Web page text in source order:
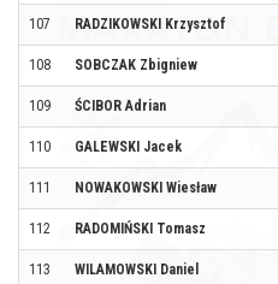
107 RADZIKOWSKI Krzysztof
108 SOBCZAK Zbigniew
109 ŚCIBOR Adrian
110 GALEWSKI Jacek
111 NOWAKOWSKI Wiesław
112 RADOMIŃSKI Tomasz
113 WILAMOWSKI Daniel